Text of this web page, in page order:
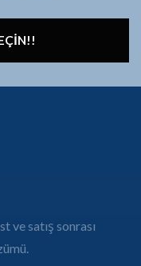
ve satış sonrası